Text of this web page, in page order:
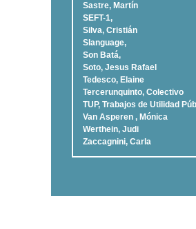
Sastre, Martí­n
SEFT-1,
Silva, Cristián
Slanguage,
Son Batá,
Soto, Jesus Rafael
Tedesco, Elaine
Tercerunquinto, Colectivo
TUP, Trabajos de Utilidad
Van Asperen , Mónica
Werthein, Judi
Zaccagnini, Carla